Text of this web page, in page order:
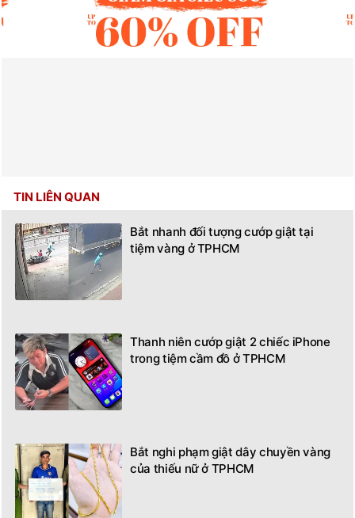
TIN LIÊN QUAN
Bắt nhanh đối tượng cướp giật tại
tiệm vàng ở TPHCM
Thanh niên cướp giật 2 chiếc iPhone
trong tiệm cầm đồ ở TPHCM
Bắt nghi phạm giật dây chuyền vàng
của thiếu nữ ở TPHCM